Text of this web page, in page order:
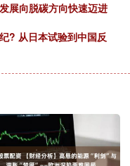
展向脱碳方向快速迈进
? 从日本试验到中国反